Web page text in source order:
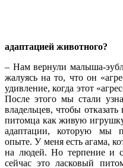
адаптацией животного?
– Нам вернули малыша-
жалуясь на то, что он
удивление, когда этот
После этого мы стали
владельцев, чтобы
питомца как живую
адаптации, которую мы
опыте. У меня есть агама,
на людей. Но терпение и
сейчас это ласковый